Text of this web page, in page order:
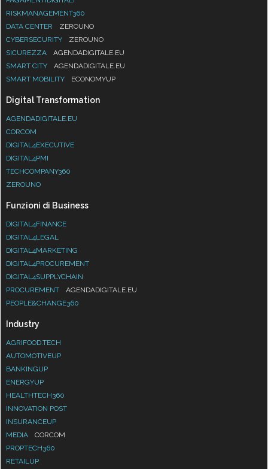
RISKMANAGEMENT360
DATA CENTER
ZEROUNO
CYBERSECURITY
ZEROUNO
SICUREZZA
AGENDADIGITALE.EU
SMART CITY
AGENDADIGITALE.EU
SMART MOBILITY
ECONOMYUP
Digital Transformation
AGENDADIGITALE.EU
CORCOM
DIGITAL4EXECUTIVE
DIGITAL4PMI
TECHCOMPANY360
ZEROUNO
Funzioni di Business
DIGITAL4FINANCE
DIGITAL4LEGAL
DIGITAL4MARKETING
DIGITAL4PROCUREMENT
DIGITAL4SUPPLYCHAIN
PROCUREMENT
AGENDADIGITALE.EU
PEOPLE&CHANGE360
Industry
AGRIFOOD.TECH
AUTOMOTIVEUP
BANKINGUP
ENERGYUP
HEALTHTECH360
INNOVATION POST
INSURANCEUP
MEDIA
CORCOM
PROPTECH360
RETAILUP